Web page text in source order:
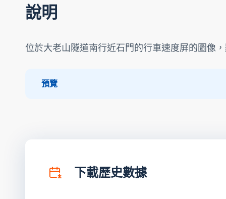
說明
位於大老山隧道南行近石門的行車速度屏的圖像
預覽
下載歷史數據